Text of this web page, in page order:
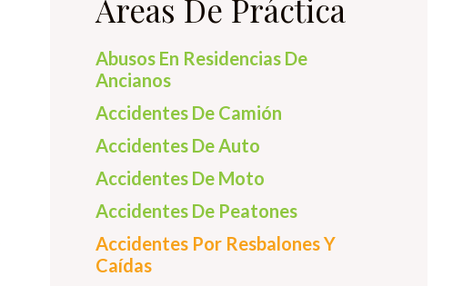
Áreas De Práctica
Abusos En Residencias De
Ancianos
Accidentes De Camión
Accidentes De Auto
Accidentes De Moto
Accidentes De Peatones
Accidentes Por Resbalones Y
Caídas